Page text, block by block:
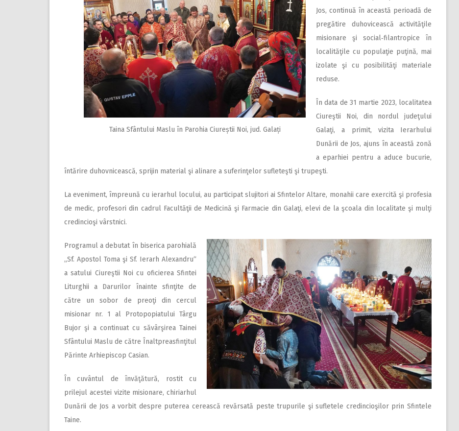
Taina Sfântului Maslu în Parohia Ciureștii Noi, jud. Galați
Jos, continuă în această perioadă de
pregătire duhovicească activităţile
misionare şi social‑filantropice în
localităţile cu populaţie puţină, mai
izolate şi cu posibilităţi materiale
reduse.
În data de 31 martie 2023, localitatea
Ciureştii Noi, din nordul judeţului
Galaţi, a primit, vizita Ierarhului
Dunării de Jos, ajuns în această zonă
a eparhiei pentru a aduce bucurie,
întărire duhovnicească, sprijin material şi alinare a suferinţelor sufleteşti şi trupeşti.
La eveniment, împreună cu ierarhul locului, au participat slujitori ai Sfintelor Altare, monahii care exercită şi profesia
de medic, profesori din cadrul Facultăţii de Medicină şi Farmacie din Galaţi, elevi de la şcoala din localitate şi mulţi
credincioşi vârstnici.
Programul a debutat în biserica parohială
„Sf. Apostol Toma şi Sf. Ierarh Alexandru“
a satului Ciureştii Noi cu oficierea Sfintei
Liturghii a Darurilor înainte sfinţite de
către un sobor de preoţi din cercul
misionar nr. 1 al Protopopiatului Târgu
Bujor şi a continuat cu săvârşirea Tainei
Sfântului Maslu de către Înaltpreasfinţitul
Părinte Arhiepiscop Casian.
În cuvântul de învăţătură, rostit cu
prilejul acestei vizite misionare, chiriarhul
Dunării de Jos a vorbit despre puterea cerească revărsată peste trupurile şi sufletele credincioşilor prin Sfintele
Taine.